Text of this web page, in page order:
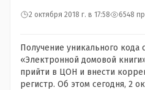
2 октября 2018 г. в 17:58 6548
Получение уникального кода
«Электронной домовой
прийти в ЦОН и внести
регистр. Об этом сегодня, 2